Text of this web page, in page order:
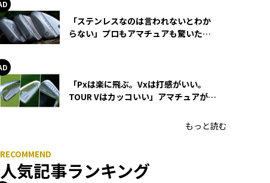
「ステンレスなのは言われないとわか
らない」プロもアマチュアも驚いた
「Pxは楽に飛ぶ。Vxは打感がいい。
TOUR Vはカッコいい」アマチュアが選
もっと読む
人気記事ランキング